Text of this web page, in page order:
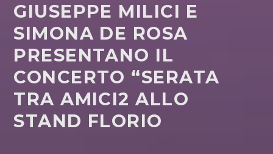
CERCA NEL SITO WEB:
GIUSEPPE MILICI E
SIMONA DE ROSA
PRESENTANO IL
CONCERTO “SERATA
TRA AMICI2 ALLO
STAND FLORIO